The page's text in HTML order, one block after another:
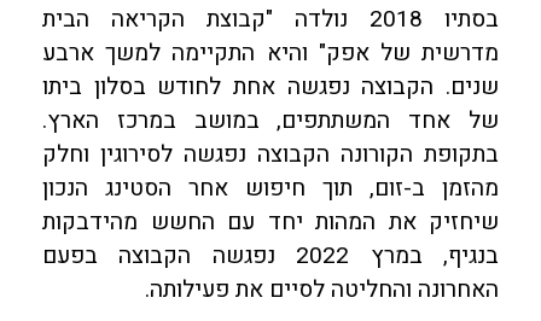
בסתיו 2018 נולדה "קבוצת הקריאה הבית
מדרשית של אפק" והיא התקיימה למשך ארבע
שנים. הקבוצה נפגשה אחת לחודש בסלון ביתו
של אחד המשתתפים, במושב במרכז הארץ.
בתקופת הקורונה הקבוצה נפגשה לסירוגין וחלק
מהזמן ב-זום, תוך חיפוש אחר הסטינג הנכון
שיחזיק את המהות יחד עם החשש מהידבקות
בנגיף, במרץ 2022 נפגשה הקבוצה בפעם
האחרונה והחליטה לסיים את פעילותה.